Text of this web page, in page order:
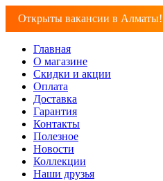
Открыты вакансии в
Главная
О магазине
Скидки и акции
Оплата
Доставка
Гарантия
Контакты
Полезное
Новости
Коллекции
Наши друзья